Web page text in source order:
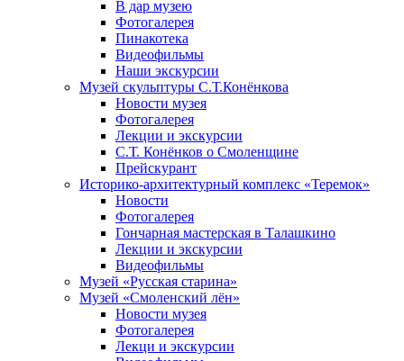
В дар музею
Фотогалерея
Пинакотека
Видеофильмы
Наши экскурсии
Музей скульптуры С.Т.Конёнкова
Новости музея
Фотогалерея
Лекции и экскурсии
С.Т. Конёнков о Смоленщине
Прейскурант
Историко-архитектурный комплекс «Теремок»
Новости
Фотогалерея
Гончарная мастерская в Талашкино
Лекции и экскурсии
Видеофильмы
Музей «Русская старина»
Музей «Смоленский лён»
Новости музея
Фотогалерея
Лекци и экскурсии